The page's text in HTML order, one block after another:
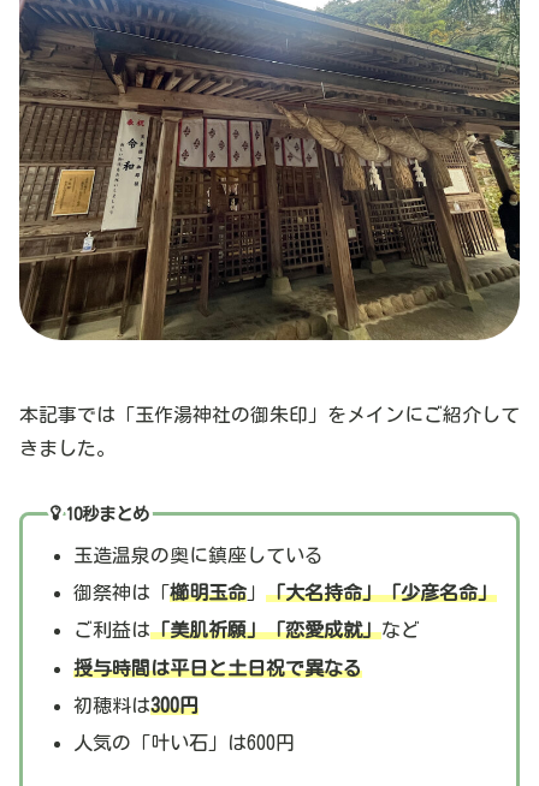
本記事では「玉作湯神社の御朱印」をメインにご紹介して
きました。
10秒まとめ
玉造温泉の奥に鎮座している
御祭神は「櫛明玉命」 「大名持命」「少彦名命」
ご利益は「美肌祈願」「恋愛成就」など
授与時間は平日と土日祝で異なる
初穂料は300円
人気の「叶い石」は600円